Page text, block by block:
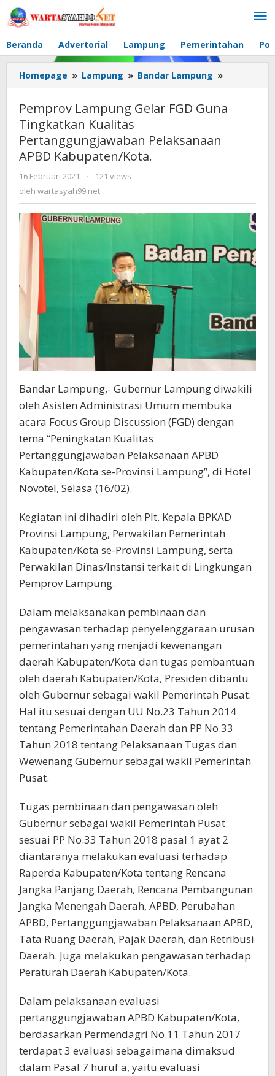
Lewati
ke
Beranda
Advertorial Lampung Pemerintahan
Homepage » Lampung » Bandar Lampung »
Lampung
FGD
Pemprov Lampung Gelar FGD Guna
Tingkatkan Kualitas
Pertanggungjawaban Pelaksanaan
APBD Kabupaten/Kota.
16 Februari 2021
oleh
wartasyah99.net
-
121 views
oleh wartasyah99.net
Bandar Lampung,- Gubernur Lampung diwakili
oleh Asisten Administrasi Umum membuka
acara Focus Group Discussion (FGD) dengan
tema “Peningkatan Kualitas
Pertanggungjawaban Pelaksanaan APBD
Kabupaten/Kota se-Provinsi Lampung”, di Hotel
Novotel, Selasa (16/02).
Kegiatan ini dihadiri oleh Plt. Kepala BPKAD
Provinsi Lampung, Perwakilan Pemerintah
Kabupaten/Kota se-Provinsi Lampung, serta
Perwakilan Dinas/Instansi terkait di Lingkungan
Pemprov Lampung.
Dalam melaksanakan pembinaan dan
pengawasan terhadap penyelenggaraan urusan
pemerintahan yang menjadi kewenangan
daerah Kabupaten/Kota dan tugas pembantuan
oleh daerah Kabupaten/Kota, Presiden dibantu
oleh Gubernur sebagai wakil Pemerintah Pusat.
Hal itu sesuai dengan UU No.23 Tahun 2014
tentang Pemerintahan Daerah dan PP No.33
Tahun 2018 tentang Pelaksanaan Tugas dan
Wewenang Gubernur sebagai wakil Pemerintah
Pusat.
Tugas pembinaan dan pengawasan oleh
Gubernur sebagai wakil Pemerintah Pusat
sesuai PP No.33 Tahun 2018 pasal 1 ayat 2
diantaranya melakukan evaluasi terhadap
Raperda Kabupaten/Kota tentang Rencana
Jangka Panjang Daerah, Rencana Pembangunan
Jangka Menengah Daerah, APBD, Perubahan
APBD, Pertanggungjawaban Pelaksanaan APBD,
Tata Ruang Daerah, Pajak Daerah, dan Retribusi
Daerah. Juga melakukan pengawasan terhadap
Peraturah Daerah Kabupaten/Kota.
Dalam pelaksanaan evaluasi
pertanggungjawaban APBD Kabupaten/Kota,
berdasarkan Permendagri No.11 Tahun 2017
terdapat 3 evaluasi sebagaimana dimaksud
dalam Pasal 7 huruf a, yaitu evaluasi